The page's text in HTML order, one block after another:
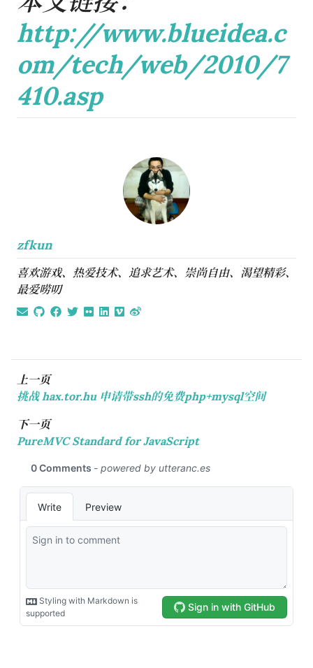
http://www.blueidea.c
om/tech/web/2010/7
410.asp
zfkun
喜欢游戏、热爱技术、追求艺术、崇尚自由、渴望精彩、
最爱唠叨
上一页
挑战 hax.tor.hu 申请带ssh的免费php+mysql空间
下一页
PureMVC Standard for JavaScript